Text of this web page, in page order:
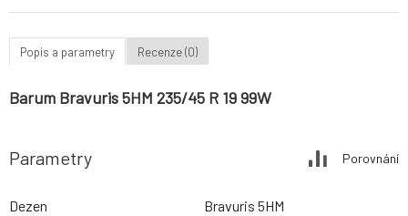
Popis a parametry Recenze (0)
Barum Bravuris 5HM 235/45 R 19 99W
Parametry Porovnání
Dezen
Bravuris 5HM